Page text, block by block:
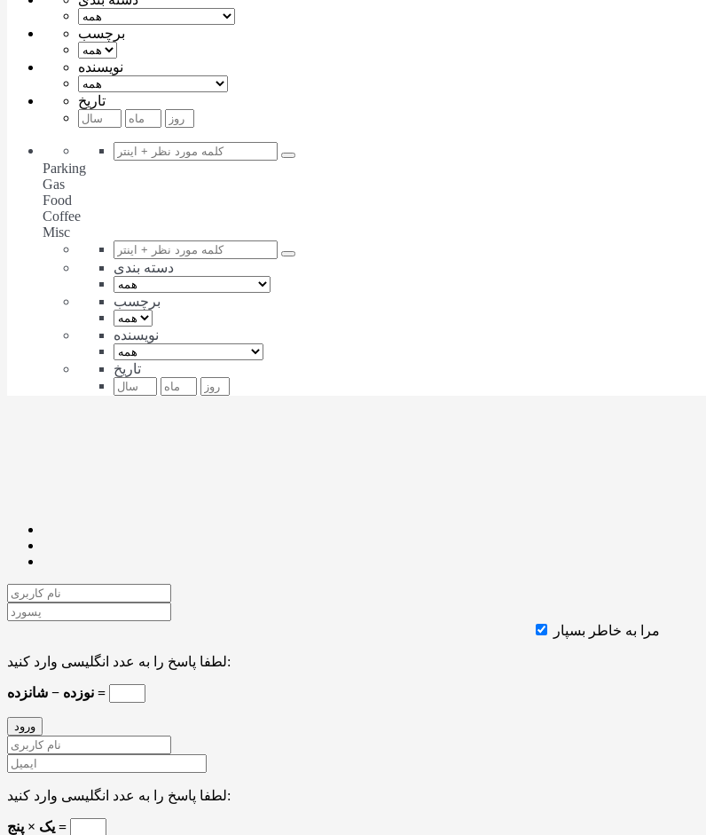
برچسب
نویسنده
تاریخ
Parking
Gas
Food
Coffee
Misc
دسته بندی
برچسب
نویسنده
تاریخ
مرا به خاطر بسپار
لطفا پاسخ را به عدد انگلیسی وارد کنید:
نوزده − شانزده =
لطفا پاسخ را به عدد انگلیسی وارد کنید:
یک × پنج =